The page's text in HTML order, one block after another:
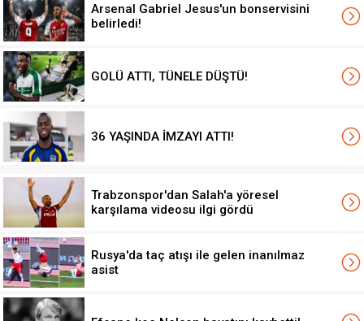
Arsenal Gabriel Jesus'un bonservisini
belirledi!
GOLÜ ATTI, TÜNELE DÜŞTÜ!
36 YAŞINDA İMZAYI ATTI!
Trabzonspor'dan Salah'a yöresel
karşılama videosu ilgi gördü
Rusya'da taç atışı ile gelen inanılmaz
asist